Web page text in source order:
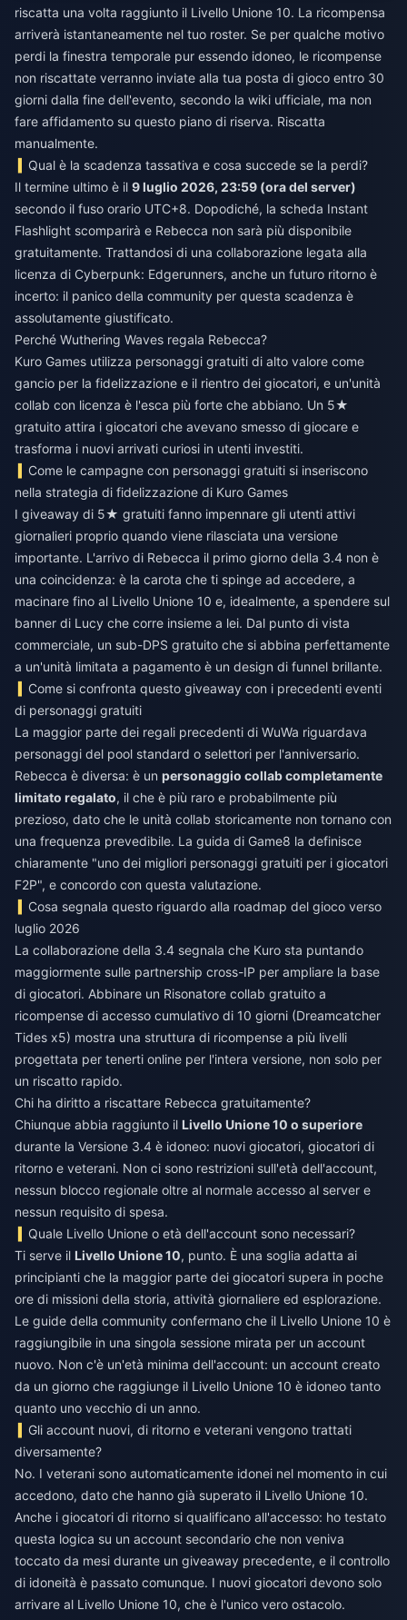
riscatta una volta raggiunto il Livello Unione 10. La ricompensa
arriverà istantaneamente nel tuo roster. Se per qualche motivo
perdi la finestra temporale pur essendo idoneo, le ricompense
non riscattate verranno inviate alla tua posta di gioco entro 30
giorni dalla fine dell'evento, secondo la wiki ufficiale, ma non
fare affidamento su questo piano di riserva. Riscatta
manualmente.
Qual è la scadenza tassativa e cosa succede se la perdi?
Il termine ultimo è il 9 luglio 2026, 23:59 (ora del server)
secondo il fuso orario UTC+8. Dopodiché, la scheda Instant
Flashlight scomparirà e Rebecca non sarà più disponibile
gratuitamente. Trattandosi di una collaborazione legata alla
licenza di Cyberpunk: Edgerunners, anche un futuro ritorno è
incerto: il panico della community per questa scadenza è
assolutamente giustificato.
Perché Wuthering Waves regala Rebecca?
Kuro Games utilizza personaggi gratuiti di alto valore come
gancio per la fidelizzazione e il rientro dei giocatori, e un'unità
collab con licenza è l'esca più forte che abbiano. Un 5★
gratuito attira i giocatori che avevano smesso di giocare e
trasforma i nuovi arrivati curiosi in utenti investiti.
Come le campagne con personaggi gratuiti si inseriscono
nella strategia di fidelizzazione di Kuro Games
I giveaway di 5★ gratuiti fanno impennare gli utenti attivi
giornalieri proprio quando viene rilasciata una versione
importante. L'arrivo di Rebecca il primo giorno della 3.4 non è
una coincidenza: è la carota che ti spinge ad accedere, a
macinare fino al Livello Unione 10 e, idealmente, a spendere sul
banner di Lucy che corre insieme a lei. Dal punto di vista
commerciale, un sub-DPS gratuito che si abbina perfettamente
a un'unità limitata a pagamento è un design di funnel brillante.
Come si confronta questo giveaway con i precedenti eventi
di personaggi gratuiti
La maggior parte dei regali precedenti di WuWa riguardava
personaggi del pool standard o selettori per l'anniversario.
Rebecca è diversa: è un personaggio collab completamente
limitato regalato, il che è più raro e probabilmente più
prezioso, dato che le unità collab storicamente non tornano con
una frequenza prevedibile. La guida di Game8 la definisce
chiaramente "uno dei migliori personaggi gratuiti per i giocatori
F2P", e concordo con questa valutazione.
Cosa segnala questo riguardo alla roadmap del gioco verso
luglio 2026
La collaborazione della 3.4 segnala che Kuro sta puntando
maggiormente sulle partnership cross-IP per ampliare la base
di giocatori. Abbinare un Risonatore collab gratuito a
ricompense di accesso cumulativo di 10 giorni (Dreamcatcher
Tides x5) mostra una struttura di ricompense a più livelli
progettata per tenerti online per l'intera versione, non solo per
un riscatto rapido.
Chi ha diritto a riscattare Rebecca gratuitamente?
Chiunque abbia raggiunto il Livello Unione 10 o superiore
durante la Versione 3.4 è idoneo: nuovi giocatori, giocatori di
ritorno e veterani. Non ci sono restrizioni sull'età dell'account,
nessun blocco regionale oltre al normale accesso al server e
nessun requisito di spesa.
Quale Livello Unione o età dell'account sono necessari?
Ti serve il Livello Unione 10, punto. È una soglia adatta ai
principianti che la maggior parte dei giocatori supera in poche
ore di missioni della storia, attività giornaliere ed esplorazione.
Le guide della community confermano che il Livello Unione 10 è
raggiungibile in una singola sessione mirata per un account
nuovo. Non c'è un'età minima dell'account: un account creato
da un giorno che raggiunge il Livello Unione 10 è idoneo tanto
quanto uno vecchio di un anno.
Gli account nuovi, di ritorno e veterani vengono trattati
diversamente?
No. I veterani sono automaticamente idonei nel momento in cui
accedono, dato che hanno già superato il Livello Unione 10.
Anche i giocatori di ritorno si qualificano all'accesso: ho testato
questa logica su un account secondario che non veniva
toccato da mesi durante un giveaway precedente, e il controllo
di idoneità è passato comunque. I nuovi giocatori devono solo
arrivare al Livello Unione 10, che è l'unico vero ostacolo.